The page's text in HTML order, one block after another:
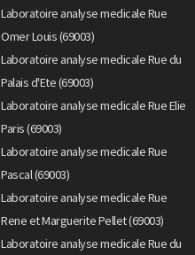
Laboratoire analyse medicale Rue
Omer Louis (69003)
Laboratoire analyse medicale Rue du
Palais d'Ete (69003)
Laboratoire analyse medicale Rue Elie
Paris (69003)
Laboratoire analyse medicale Rue
Pascal (69003)
Laboratoire analyse medicale Rue
Rene et Marguerite Pellet (69003)
Laboratoire analyse medicale Rue du